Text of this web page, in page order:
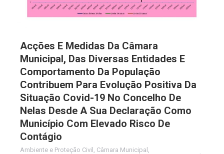
Acções E Medidas Da Câmara
Municipal, Das Diversas Entidades E
Comportamento Da População
Contribuem Para Evolução Positiva Da
Situação Covid-19 No Concelho De
Nelas Desde A Sua Declaração Como
Município Com Elevado Risco De
Contágio
Ambiente e Proteção Civil Câmara Municipal